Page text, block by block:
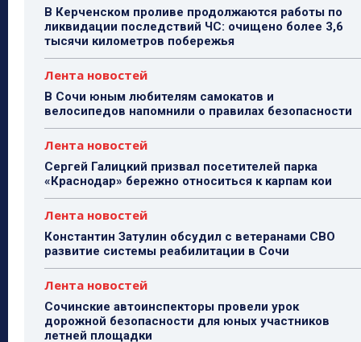
В Керченском проливе продолжаются работы по
ликвидации последствий ЧС: очищено более 3,6
тысячи километров побережья
Лента новостей
В Сочи юным любителям самокатов и
велосипедов напомнили о правилах безопасности
Лента новостей
Сергей Галицкий призвал посетителей парка
«Краснодар» бережно относиться к карпам кои
Лента новостей
Константин Затулин обсудил с ветеранами СВО
развитие системы реабилитации в Сочи
Лента новостей
Сочинские автоинспекторы провели урок
дорожной безопасности для юных участников
летней площадки